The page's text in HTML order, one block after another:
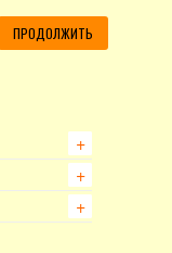
ПРОДОЛЖИТЬ
+
+
+
+
+
+